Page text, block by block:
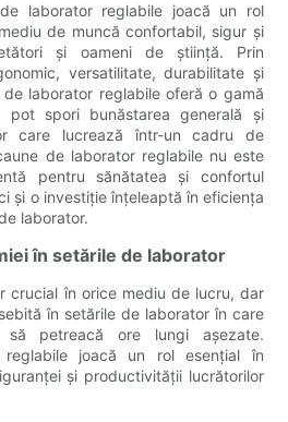
laborator reglabile joacă un rol
de muncă confortabil, sigur și
și oameni de știință. Prin
versatilitate, durabilitate și
laborator reglabile oferă o gamă
spori bunăstarea generală și
care lucrează într-un cadru de
de laborator reglabile nu este
pentru sănătatea și confortul
și o investiție înțeleaptă în eficiența
laborator.
în setările de laborator
crucial în orice mediu de lucru, dar
în setările de laborator în care
să petreacă ore lungi așezate.
reglabile joacă un rol esențial în
și productivității lucrătorilor